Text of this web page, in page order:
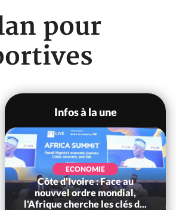
pour
Infos à la une
ECONOMIE
Côte d'Ivoire : Face au
nouvvel ordre mondial,
l'Afrique cherche les clés d...